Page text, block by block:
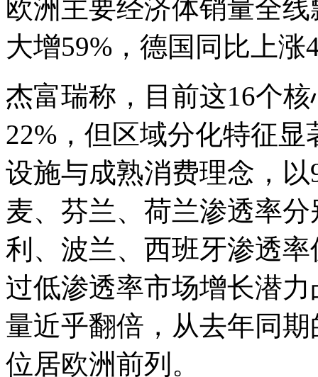
欧洲主要经济体销量全
大增59%，德国同比上涨
杰富瑞称，目前这16个
22%，但区域分化特征
设施与成熟消费理念，
麦、芬兰、荷兰渗透率
利、波兰、西班牙渗透
过低渗透率市场增长潜
量近乎翻倍，从去年同期
位居欧洲前列。